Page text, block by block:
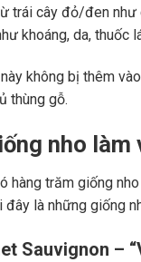
trái cây đỏ/đen
khoáng, da, thuốc
không bị thêm
thùng gỗ.
nho làm
hàng trăm giống
đây là những giống
Sauvignon –